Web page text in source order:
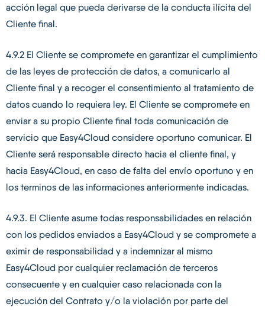
acción legal que pueda derivarse de la conducta ilícita del
Cliente final.
4.9.2 El Cliente se compromete en garantizar el cumplimiento
de las leyes de protección de datos, a comunicarlo al
Cliente final y a recoger el consentimiento al tratamiento de
datos cuando lo requiera ley. El Cliente se compromete en
enviar a su propio Cliente final toda comunicación de
servicio que Easy4Cloud considere oportuno comunicar. El
Cliente será responsable directo hacia el cliente final, y
hacia Easy4Cloud, en caso de falta del envío oportuno y en
los terminos de las informaciones anteriormente indicadas.
4.9.3. El Cliente asume todas responsabilidades en relación
con los pedidos enviados a Easy4Cloud y se compromete a
eximir de responsabilidad y a indemnizar al mismo
Easy4Cloud por cualquier reclamación de terceros
consecuente y en cualquier caso relacionada con la
ejecución del Contrato y/o la violación por parte del